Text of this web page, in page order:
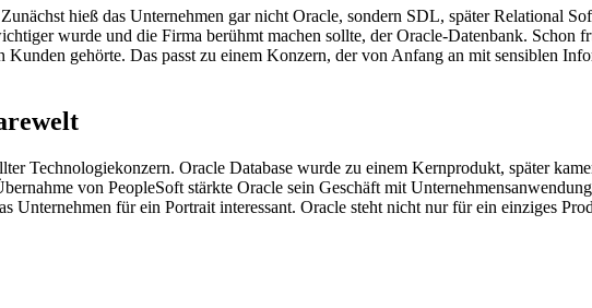
hieß das Unternehmen gar nicht Oracle, sondern SDL, später Relational
wurde und die Firma berühmt machen sollte, der Oracle-Datenbank. Schon
gehörte. Das passt zu einem Konzern, der von Anfang an mit sensiblen
Technologiekonzern. Oracle Database wurde zu einem Kernprodukt, später
von PeopleSoft stärkte Oracle sein Geschäft mit
Unternehmen für ein Portrait interessant. Oracle steht nicht nur für ein einziges